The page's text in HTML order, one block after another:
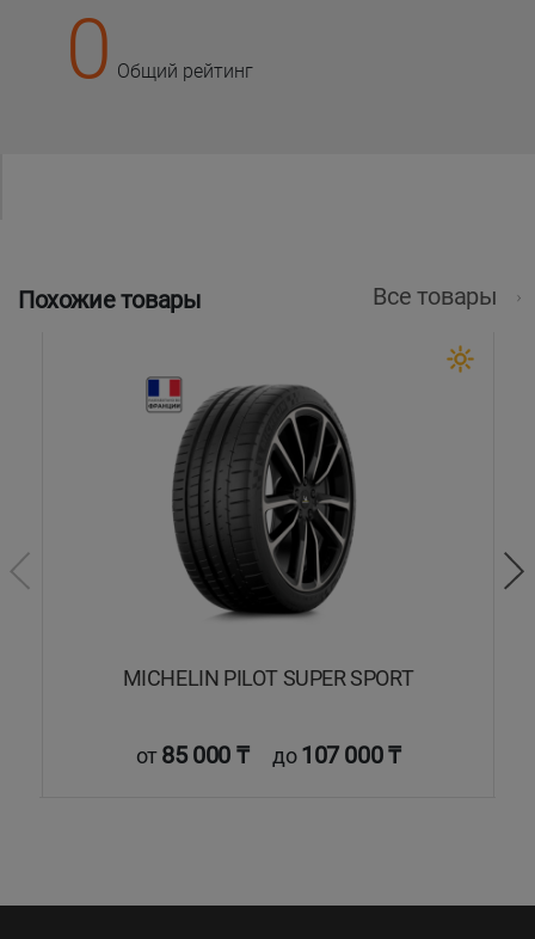
0 Общий рейтинг
Похожие товары Все товары
MICHELIN PILOT SUPER SPORT
от85 000 ₸ до107 000 ₸